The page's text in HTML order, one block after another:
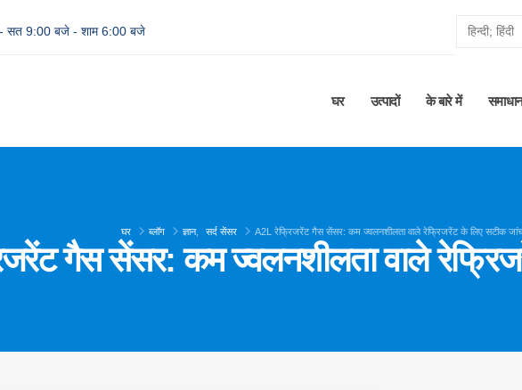
- सत 9:00 बजे - शाम 6:00 बजे
घर उत्पादों के बारे में
घर ब्लॉग ज्ञान, सर्द सेंसर A2L रेफ्रिजरेंट गैस सेंसर: कम ज्वलनशीलता वाले रेफ्रिजरेंट के लिए सटीक
गैस सेंसर: कम ज्वलनशीलता वाले